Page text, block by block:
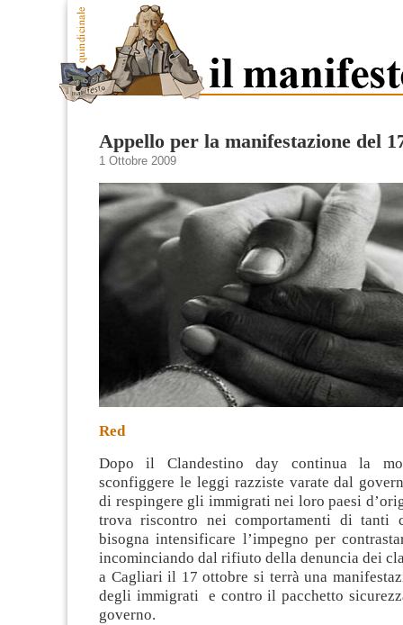
Appello per la manifestazione del
1 Ottobre 2009
Red
Dopo il Clandestino day continua la
sconfiggere le leggi razziste varate dal
di respingere gli immigrati nei loro paesi
trova riscontro nei comportamenti di tanti
bisogna intensificare l’impegno per
incominciando dal rifiuto della denuncia dei
a Cagliari il 17 ottobre si terrà una
degli immigrati e contro il pacchetto
governo.